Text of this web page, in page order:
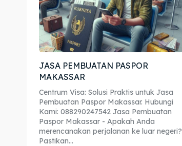
JASA PEMBUATAN PASPOR
MAKASSAR
Centrum Visa: Solusi Praktis untuk Jasa
Pembuatan Paspor Makassar. Hubungi
Kami: 088290247542 Jasa Pembuatan
Paspor Makassar - Apakah Anda
merencanakan perjalanan ke luar negeri?
Pastikan...